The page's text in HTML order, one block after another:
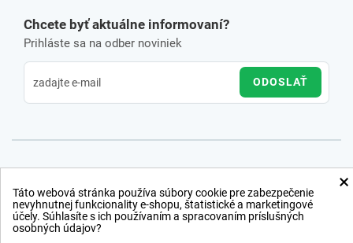
Chcete byť aktuálne informovaní?
Prihláste sa na odber noviniek
ODOSLAŤ
×
Táto webová stránka používa súbory cookie pre zabezpečenie
nevyhnutnej funkcionality e-shopu, štatistické a marketingové
účely. Súhlasíte s ich používaním a spracovaním príslušných
osobných údajov?